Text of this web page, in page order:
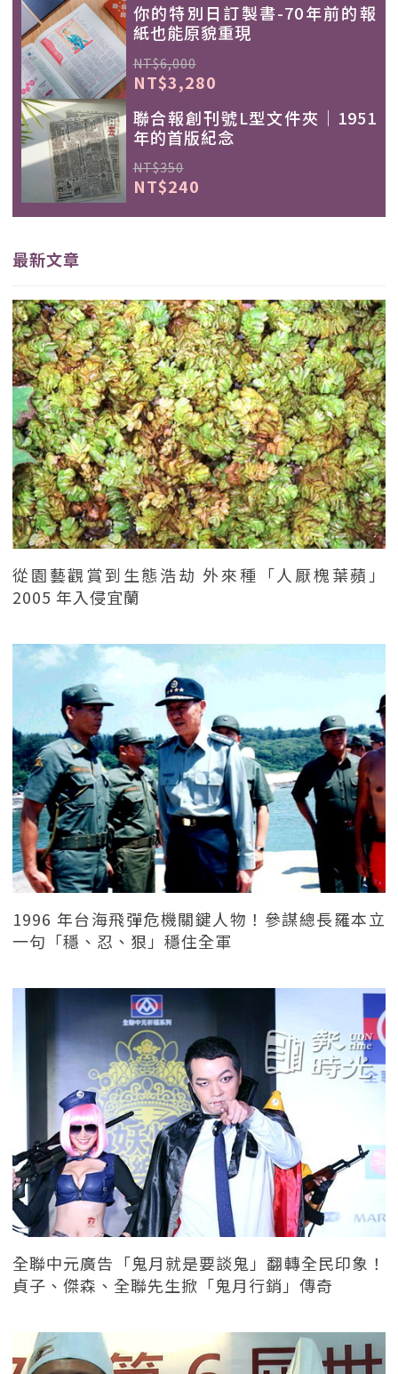
你的特別日訂製書-70年前的報
紙也能原貌重現
NT$6,000
NT$3,280
聯合報創刊號L型文件夾｜1951
年的首版紀念
NT$350
NT$240
最新文章
從園藝觀賞到生態浩劫 外來種「人厭槐葉蘋」
2005 年入侵宜蘭
1996 年台海飛彈危機關鍵人物！參謀總長羅本立
一句「穩、忍、狠」穩住全軍
全聯中元廣告「鬼月就是要談鬼」翻轉全民印象！
貞子、傑森、全聯先生掀「鬼月行銷」傳奇